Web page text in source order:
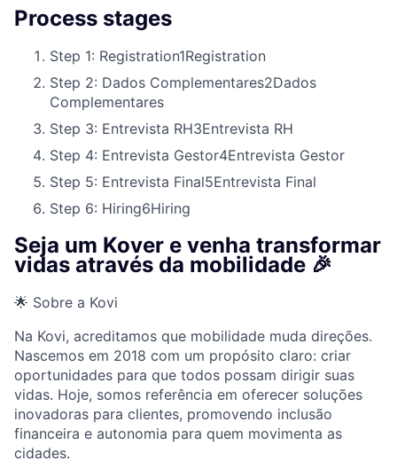
Process stages
Step 1: Registration1Registration
Step 2: Dados Complementares2Dados
Complementares
Step 3: Entrevista RH3Entrevista RH
Step 4: Entrevista Gestor4Entrevista Gestor
Step 5: Entrevista Final5Entrevista Final
Step 6: Hiring6Hiring
Seja um Kover e venha transformar
vidas através da mobilidade 🎉
🌟 Sobre a Kovi
Na Kovi, acreditamos que mobilidade muda direções.
Nascemos em 2018 com um propósito claro: criar
oportunidades para que todos possam dirigir suas
vidas. Hoje, somos referência em oferecer soluções
inovadoras para clientes, promovendo inclusão
financeira e autonomia para quem movimenta as
cidades.